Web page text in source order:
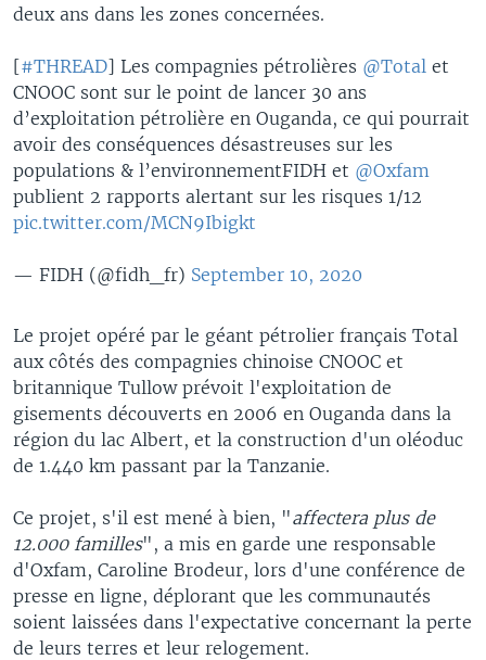
deux ans dans les zones concernées.
[#THREAD] Les compagnies pétrolières @Total et
CNOOC sont sur le point de lancer 30 ans
d’exploitation pétrolière en Ouganda, ce qui pourrait
avoir des conséquences désastreuses sur les
populations & l’environnementFIDH et @Oxfam
publient 2 rapports alertant sur les risques 1/12
pic.twitter.com/MCN9Ibigkt
— FIDH (@fidh_fr) September 10, 2020
Le projet opéré par le géant pétrolier français Total
aux côtés des compagnies chinoise CNOOC et
britannique Tullow prévoit l'exploitation de
gisements découverts en 2006 en Ouganda dans la
région du lac Albert, et la construction d'un oléoduc
de 1.440 km passant par la Tanzanie.
Ce projet, s'il est mené à bien, "affectera plus de
12.000 familles", a mis en garde une responsable
d'Oxfam, Caroline Brodeur, lors d'une conférence de
presse en ligne, déplorant que les communautés
soient laissées dans l'expectative concernant la perte
de leurs terres et leur relogement.